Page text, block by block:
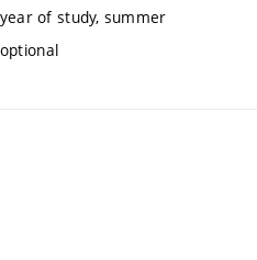
of study, summer